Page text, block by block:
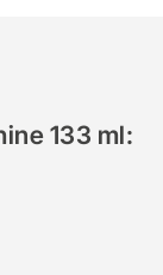
133 ml: